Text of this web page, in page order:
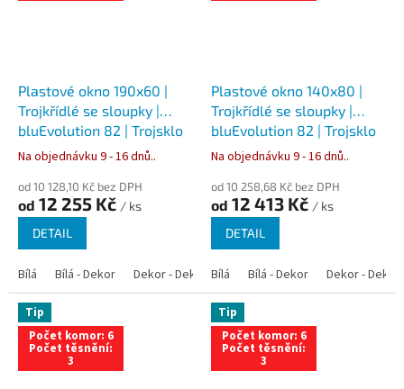
Plastové okno 190x60 |
Trojkřídlé se sloupky |
bluEvolution 82 | Trojsklo
Na objednávku 9 - 16 dnů..
od 10 128,10 Kč bez DPH
od 12 255 Kč / ks
DETAIL
Bílá Bílá - Dekor Dekor - Dekor Bílá - Antracit Bílá - Zlatý dub
Plastové okno 140x80 |
Trojkřídlé se sloupky |
bluEvolution 82 | Trojsklo
Na objednávku 9 - 16 dnů..
od 10 258,68 Kč bez DPH
od 12 413 Kč / ks
DETAIL
Bílá Bílá - Dekor Dekor - Dekor
Tip
Počet komor: 6
Počet těsnění:
3
Tip
Počet komor: 6
Počet těsnění:
3